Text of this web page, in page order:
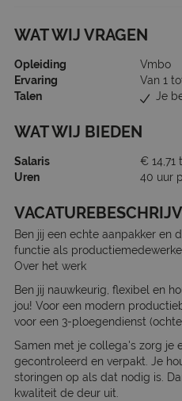
WAT WIJ VRAGEN
Opleiding
Vmbo
Ervaring
Van 1
Talen
Je
WAT WIJ BIEDEN
Salaris
€ 14,71
Uren
40 uur
Ben jij een echte aanpakker en
functie als
Over het werk
Ben jij nauwkeurig, flexibel en
jou! Voor een modern
voor een 3-ploegendienst
Samen met je collega's zorg je
gecontroleerd en verpakt. Je
storingen op als dat nodig is.
kwaliteit de deur uit.